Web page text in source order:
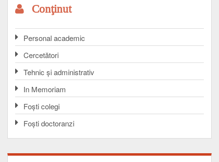
Conţinut
Personal academic
Cercetători
Tehnic și administrativ
In Memoriam
Foşti colegi
Foşti doctoranzi